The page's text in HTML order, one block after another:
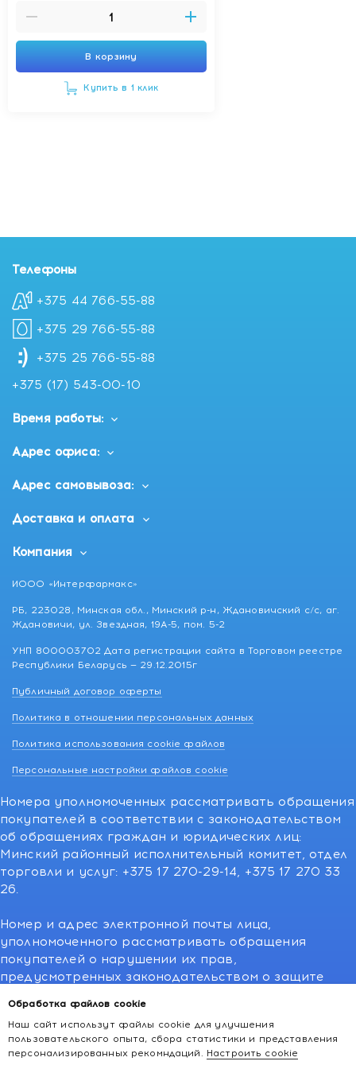
ISOSTEARATE, DIMETHICONE, OCTYLDODECYL
XYLOSIDE, PEG-30 DIPOLYHYDROXYSTERATE
DIAZOLIDINYL, UREA, SYNTHETIC WAX,
ETHYLENE/PROPYLENE COPOLYMER, POLYTHYLENE,
CITRIC ACID.
В корзину
Купить в 1 клик
Обработка файлов cookie
Наш сайт использут файлы cookie для улучшения
пользовательского опыта, сбора статистики и представления
персонализированных рекомндаций. Настроить cookie
Телефоны
+375 44 766-55-88
+375 29 766-55-88
+375 25 766-55-88
+375 (17) 543-00-10
Время работы:
Адрес офиса:
Адрес самовывоза:
Доставка и оплата
Компания
ИООО «Интерфармакс»
РБ, 223028, Минская обл., Минский р-н, Ждановичский с/с, аг.
Ждановичи, ул. Звездная, 19А-5, пом. 5-2
УНП 800003702 Дата регистрации сайта в Торговом реестре
Республики Беларусь — 29.12.2015г
Публичный договор оферты
Политика в отношении персональных данных
Политика использования cookie файлов
Персональные настройки файлов cookie
Номера уполномоченных рассматривать обращения
покупателей в соответствии с законодательством
об обращениях граждан и юридических лиц:
Минский районный исполнительный комитет, отдел
торговли и услуг: +375 17 270-29-14, +375 17 270 33
26.
Номер и адрес электронной почты лица,
уполномоченного рассматривать обращения
покупателей о нарушении их прав,
предусмотренных законодательством о защите
операторов), info@kakvapteke.by